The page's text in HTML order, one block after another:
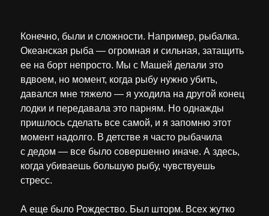
Конечно, были и сложности. Например, рыбалка.
Океанская рыба — огромная и сильная, затащить
ее на борт непросто. Мы с Машей делали это
вдвоем, но момент, когда рыбу нужно убить,
давался мне тяжело — я уходила на другой конец
лодки и передавала это парням. Но однажды
пришлось сделать все самой, и я запомню этот
момент надолго. В детстве я часто рыбачила
с дедом — все было совершенно иначе. А здесь,
когда убиваешь большую рыбу, чувствуешь
стресс.
А еще было Рождество. Был шторм. Всех жутко